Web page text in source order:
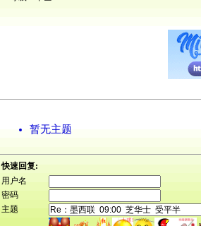
暂无主题
快速回复:
用户名
密码
主题